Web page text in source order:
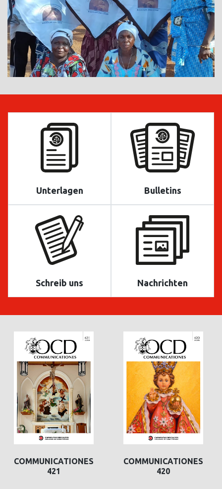
Unterlagen Bulletins
Schreib uns Nachrichten
COMMUNICATIONES
420
COMMUNICATIONES
419